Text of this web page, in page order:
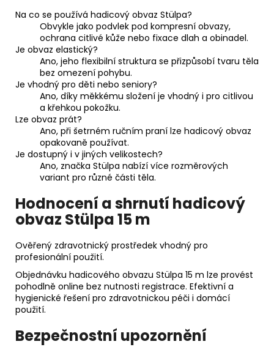
Na co se používá hadicový obvaz Stülpa?
Obvykle jako podvlek pod kompresní obvazy,
ochrana citlivé kůže nebo fixace dlah a obinadel.
Je obvaz elastický?
Ano, jeho flexibilní struktura se přizpůsobí tvaru těla
bez omezení pohybu.
Je vhodný pro děti nebo seniory?
Ano, díky měkkému složení je vhodný i pro citlivou
a křehkou pokožku.
Lze obvaz prát?
Ano, při šetrném ručním praní lze hadicový obvaz
opakovaně používat.
Je dostupný i v jiných velikostech?
Ano, značka Stülpa nabízí více rozměrových
variant pro různé části těla.
Hodnocení a shrnutí hadicový
obvaz Stülpa 15 m
Ověřený zdravotnický prostředek vhodný pro
profesionální použití.
Objednávku hadicového obvazu Stülpa 15 m lze provést
pohodlně online bez nutnosti registrace. Efektivní a
hygienické řešení pro zdravotnickou péči i domácí
použití.
Bezpečnostní upozornění